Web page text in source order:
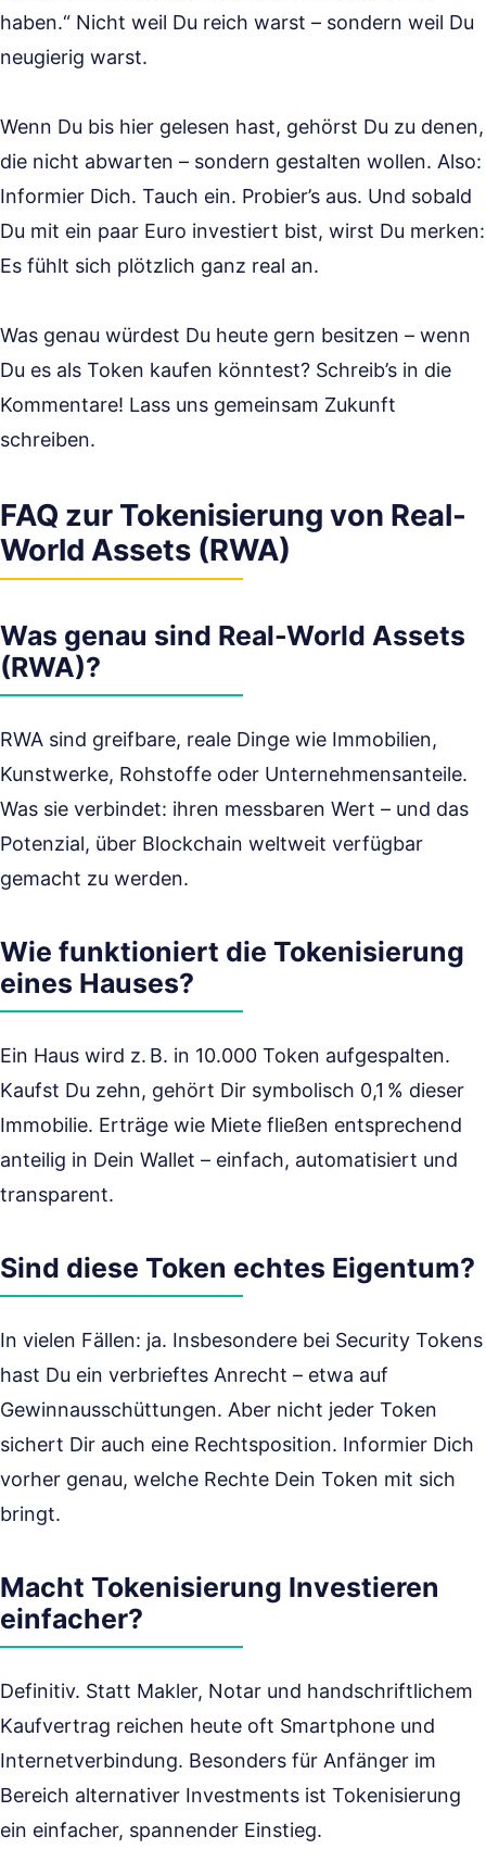
haben.“ Nicht weil Du reich warst – sondern weil Du
neugierig warst.
Wenn Du bis hier gelesen hast, gehörst Du zu denen,
die nicht abwarten – sondern gestalten wollen. Also:
Informier Dich. Tauch ein. Probier’s aus. Und sobald
Du mit ein paar Euro investiert bist, wirst Du merken:
Es fühlt sich plötzlich ganz real an.
Was genau würdest Du heute gern besitzen – wenn
Du es als Token kaufen könntest? Schreib’s in die
Kommentare! Lass uns gemeinsam Zukunft
schreiben.
FAQ zur Tokenisierung von Real-
World Assets (RWA)
Was genau sind Real-World Assets
(RWA)?
RWA sind greifbare, reale Dinge wie Immobilien,
Kunstwerke, Rohstoffe oder Unternehmensanteile.
Was sie verbindet: ihren messbaren Wert – und das
Potenzial, über Blockchain weltweit verfügbar
gemacht zu werden.
Wie funktioniert die Tokenisierung
eines Hauses?
Ein Haus wird z. B. in 10.000 Token aufgespalten.
Kaufst Du zehn, gehört Dir symbolisch 0,1 % dieser
Immobilie. Erträge wie Miete fließen entsprechend
anteilig in Dein Wallet – einfach, automatisiert und
transparent.
Sind diese Token echtes Eigentum?
In vielen Fällen: ja. Insbesondere bei Security Tokens
hast Du ein verbrieftes Anrecht – etwa auf
Gewinnausschüttungen. Aber nicht jeder Token
sichert Dir auch eine Rechtsposition. Informier Dich
vorher genau, welche Rechte Dein Token mit sich
bringt.
Macht Tokenisierung Investieren
einfacher?
Definitiv. Statt Makler, Notar und handschriftlichem
Kaufvertrag reichen heute oft Smartphone und
Internetverbindung. Besonders für Anfänger im
Bereich alternativer Investments ist Tokenisierung
ein einfacher, spannender Einstieg.